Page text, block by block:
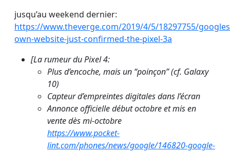
jusqu’au weekend dernier:
https://www.theverge.com/2019/4/5/18297755/
own-website-just-confirmed-the-pixel-3a
[La rumeur du Pixel 4:
Plus d’encoche, mais un “poinçon” (cf. Galaxy
10)
Capteur d’empreintes digitales dans l’écran
Annonce officielle début octobre et mis en
vente dès mi-octobre
https://www.pocket-
lint.com/phones/news/google/146820-google-